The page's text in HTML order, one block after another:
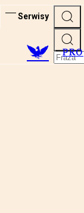
Serwisy
PRO